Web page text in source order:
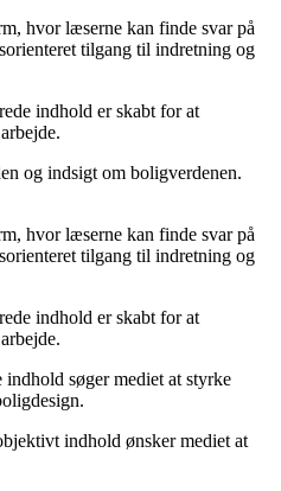
hvor læserne kan finde svar på
tilgang til indretning og
indhold er skabt for at
og indsigt om boligverdenen.
hvor læserne kan finde svar på
tilgang til indretning og
indhold er skabt for at
søger mediet at styrke
indhold ønsker mediet at